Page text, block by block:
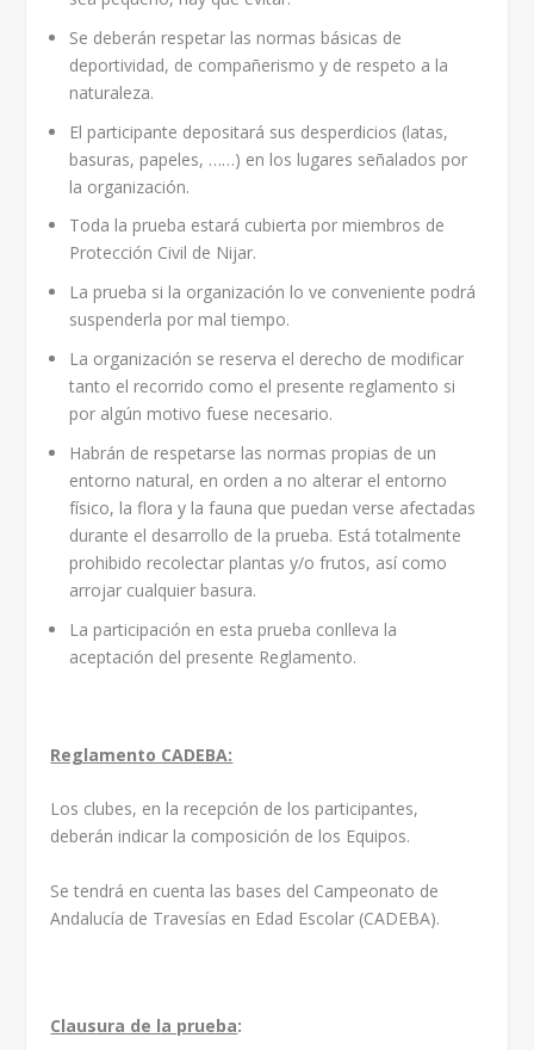
Se deberán respetar las normas básicas de
deportividad, de compañerismo y de respeto a la
naturaleza.
El participante depositará sus desperdicios (latas,
basuras, papeles, ……) en los lugares señalados por
la organización.
Toda la prueba estará cubierta por miembros de
Protección Civil de Nijar.
La prueba si la organización lo ve conveniente podrá
suspenderla por mal tiempo.
La organización se reserva el derecho de modificar
tanto el recorrido como el presente reglamento si
por algún motivo fuese necesario.
Habrán de respetarse las normas propias de un
entorno natural, en orden a no alterar el entorno
físico, la flora y la fauna que puedan verse afectadas
durante el desarrollo de la prueba. Está totalmente
prohibido recolectar plantas y/o frutos, así como
arrojar cualquier basura.
La participación en esta prueba conlleva la
aceptación del presente Reglamento.
Reglamento CADEBA:
Los clubes, en la recepción de los participantes,
deberán indicar la composición de los Equipos.
Se tendrá en cuenta las bases del Campeonato de
Andalucía de Travesías en Edad Escolar (CADEBA).
Clausura de la prueba: